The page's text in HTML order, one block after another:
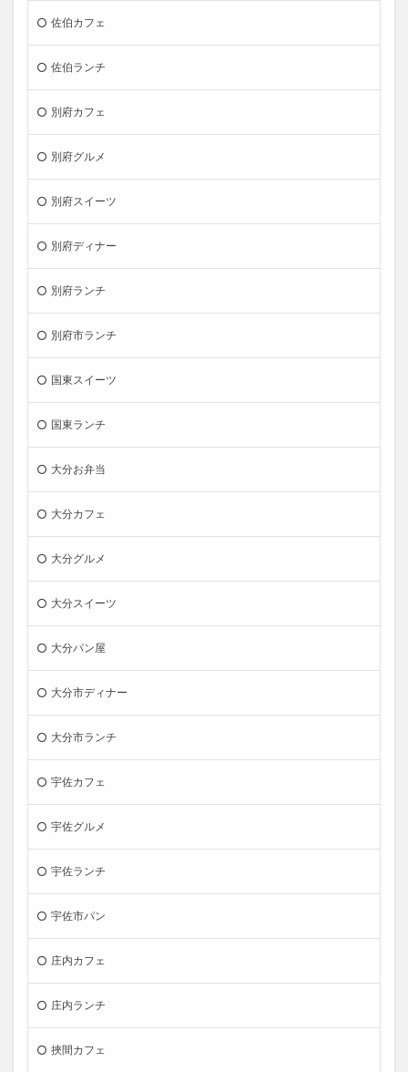
佐伯カフェ
佐伯ランチ
別府カフェ
別府グルメ
別府スイーツ
別府ディナー
別府ランチ
別府市ランチ
国東スイーツ
国東ランチ
大分お弁当
大分カフェ
大分グルメ
大分スイーツ
大分パン屋
大分市ディナー
大分市ランチ
宇佐カフェ
宇佐グルメ
宇佐ランチ
宇佐市パン
庄内カフェ
庄内ランチ
挾間カフェ